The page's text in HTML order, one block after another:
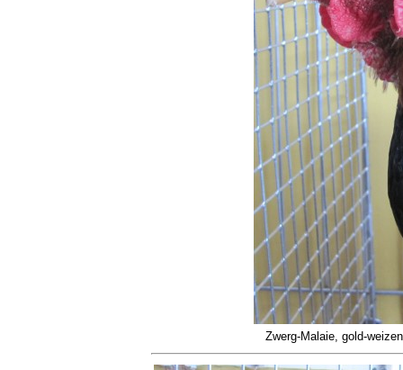
Zwerg-Malaie, gold-